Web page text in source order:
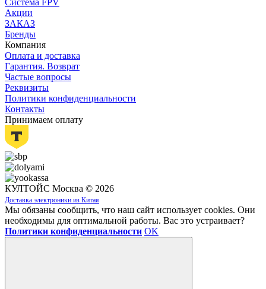
Акции
ЗАКАЗ
Бренды
Компания
Оплата и доставка
Гарантия. Возврат
Частые вопросы
Реквизиты
Политики конфиденциальности
Контакты
Принимаем оплату
КУЛТОЙС Москва © 2026
Доставка электроники из Китая
Мы обязаны сообщить, что наш сайт использует cookies. Они
необходимы для оптимальной работы. Вас это устраивает?
Политики конфиденциальности OK